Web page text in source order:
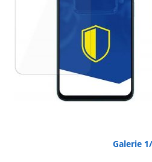
Galerie